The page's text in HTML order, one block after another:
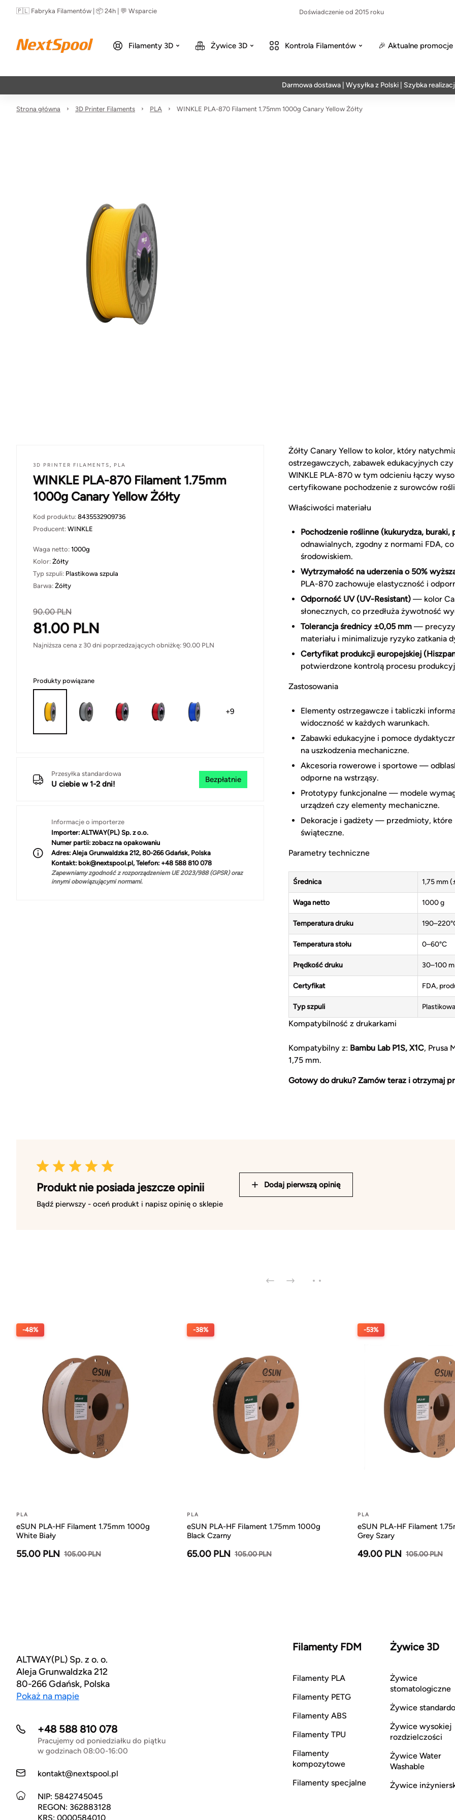
🇵🇱 Fabryka Filamentów | 📦 24h | 💬 Wsparcie Doświadczenie od 2015 roku
Filamenty 3D Żywice 3D Kontrola Filamentów 🎉 Aktualne promocje
Darmowa dostawa | Wysyłka z Polski | Szybka realizacja w
Strona główna 3D Printer Filaments PLA WINKLE PLA-870 Filament 1.75mm 1000g Canary Yellow Żółty
3D PRINTER FILAMENTS, PLA
WINKLE PLA-870 Filament 1.75mm
1000g Canary Yellow Żółty
Kod produktu: 8435532909736
Producent: WINKLE
Waga netto: 1000g
Kolor: Żółty
Typ szpuli: Plastikowa szpula
Barwa: Żółty
90.00PLN
81.00 PLN
Najniższa cena z 30 dni poprzedzających obniżkę: 90.00 PLN
Produkty powiązane
+9
Przesyłka standardowa
U ciebie w 1-2 dni!
Bezpłatnie
Informacje o importerze
Importer: ALTWAY(PL) Sp. z o.o.
Numer partii: zobacz na opakowaniu
Adres: Aleja Grunwaldzka 212, 80-266 Gdańsk, Polska
Kontakt: bok@nextspool.pl, Telefon: +48 588 810 078
Zapewniamy zgodność z rozporządzeniem UE 2023/988 (GPSR) oraz
innymi obowiązującymi normami.
Żółty Canary Yellow to kolor, który
ostrzegawczych, zabawek edukacyjnych
WINKLE PLA-870 w tym odcieniu łączy
certyfikowane pochodzenie z surowców
Właściwości materiału
Pochodzenie roślinne (kukurydza, buraki,
odnawialnych, zgodny z normami FDA,
środowiskiem.
Wytrzymałość na uderzenia o 50%
PLA-870 zachowuje elastyczność i
Odporność UV (UV-Resistant) — kolor
słonecznych, co przedłuża żywotność
Tolerancja średnicy ±0,05 mm —
materiału i minimalizuje ryzyko zatkania
Certyfikat produkcji europejskiej
potwierdzone kontrolą procesu
Zastosowania
Elementy ostrzegawcze i tabliczki
widoczność w każdych warunkach.
Zabawki edukacyjne i pomoce
na uszkodzenia mechaniczne.
Akcesoria rowerowe i sportowe —
odporne na wstrząsy.
Prototypy funkcjonalne — modele
urządzeń czy elementy mechaniczne.
Dekoracje i gadżety — przedmioty, które
świąteczne.
Parametry techniczne
Średnica 1,75 mm
Waga netto 1000 g
Temperatura druku
Temperatura stołu 0–60°C
Prędkość druku 30–100
Certyfikat FDA,
Typ szpuli
Kompatybilność z drukarkami
Kompatybilny z: Bambu Lab P1S, X1C, Prusa
1,75 mm.
Gotowy do druku? Zamów teraz i otrzymaj
Produkt nie posiada jeszcze opinii
Bądź pierwszy - oceń produkt i napisz opinię o sklepie
Dodaj pierwszą opinię
-48%
PLA
eSUN PLA-HF Filament 1.75mm 1000g
White Biały
55.00 PLN 105.00 PLN
-38%
PLA
eSUN PLA-HF Filament 1.75mm 1000g
Black Czarny
65.00 PLN 105.00 PLN
-53%
PLA
eSUN PLA-HF Filament
Grey Szary
49.00 PLN 105.00 PLN
ALTWAY(PL) Sp. z o. o.
Aleja Grunwaldzka 212
80-266 Gdańsk, Polska
Pokaż na mapie
+48 588 810 078
Pracujemy od poniedziałku do piątku
w godzinach 08:00-16:00
kontakt@nextspool.pl
NIP: 5842745045
REGON: 362883128
KRS: 0000584010
Filamenty FDM
Filamenty PLA
Filamenty PETG
Filamenty ABS
Filamenty TPU
Filamenty
kompozytowe
Filamenty specjalne
Żywice 3D
Żywice
stomatologiczne
Żywice
Żywice wysokiej
rozdzielczości
Żywice Water
Washable
Żywice